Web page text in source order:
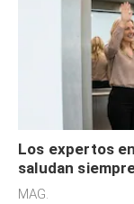
Los expertos
saludan
defensiva y
MAG.